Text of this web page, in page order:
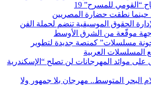
“القومي للمسرح” 19
حينما نطقت حضارة المصريين
الحقوق الموسيقية تنضم لحملة الفن
جهة موقّعة من الشرق الأوسط
مسلسلات” كمنصة جديدة لتطوير
المسلسلات العربية
على موائد المهرجانات لن تصلح “الإسكندرية
البحر المتوسط.. مهرجان بلا جمهور ولا